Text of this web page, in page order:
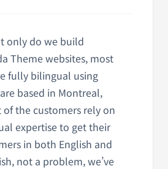
only do we build
Theme websites, most
fully bilingual using
based in Montreal,
of the customers rely on
expertise to get their
in both English and
not a problem, we’ve